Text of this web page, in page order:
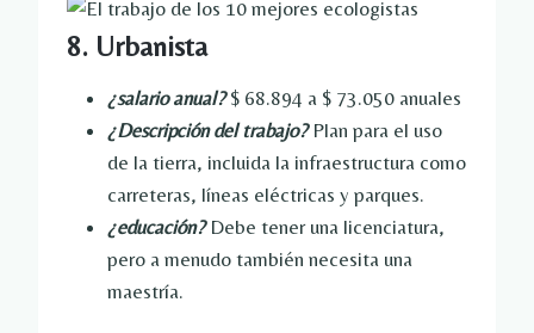
8. Urbanista
¿salario anual?$ 68.894 a $ 73.050 anuales
¿Descripción del trabajo?Plan para el uso
de la tierra, incluida la infraestructura como
carreteras, líneas eléctricas y parques.
¿educación?Debe tener una licenciatura,
pero a menudo también necesita una
maestría.